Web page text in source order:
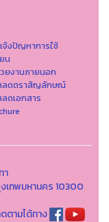
จ้งปัญหาการใ่ช้
น
ยงานภายนอก
ลดตราสัญลักษณ์
ลดเอกสาร
า
เทพมหานคร 10300
ตามได้ทาง